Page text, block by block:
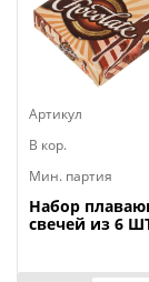
Артикул
В кор.
Мин. партия
Набор
свечей из 6